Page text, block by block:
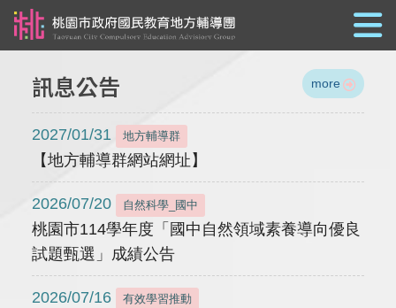
訊息公告 more
2027/01/31 地方輔導群
【地方輔導群網站網址】
2026/07/20 自然科學_國中
桃園市114學年度「國中自然領域素養導向優良
試題甄選」成績公告
2026/07/16 有效學習推動